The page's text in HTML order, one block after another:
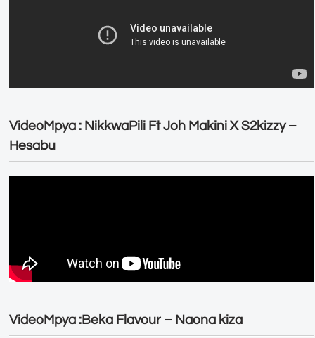
VideoMpya : NikkwaPili Ft Joh Makini X S2kizzy –
Hesabu
VideoMpya :Beka Flavour – Naona kiza